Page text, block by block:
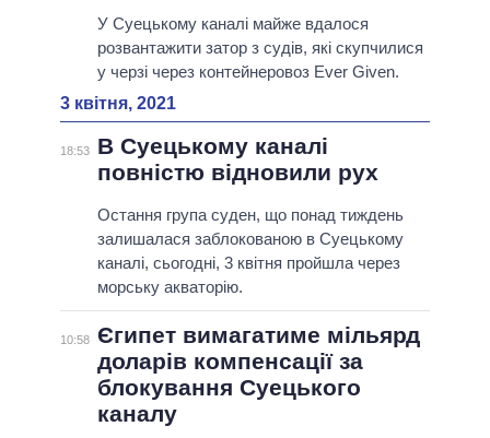
У Суецькому каналі майже вдалося
розвантажити затор з судів, які скупчилися
у черзі через контейнеровоз Ever Given.
3 квітня, 2021
18:53
В Суецькому каналі
повністю відновили рух
Остання група суден, що понад тиждень
залишалася заблокованою в Суецькому
каналі, сьогодні, 3 квітня пройшла через
морську акваторію.
10:58 Єгипет вимагатиме мільярд
доларів компенсації за
блокування Суецького
каналу